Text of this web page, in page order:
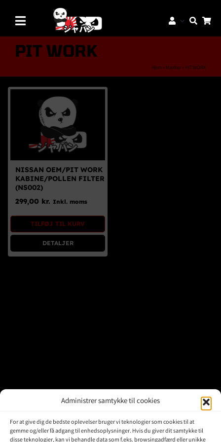
Administrer samtykke til cookies
For at give dig de bedste oplevelser bruger vi teknologier som cookies til at
gemme og/eller få adgang til enhedsoplysninger. Hvis du giver dit samtykke til
disse teknologier, kan vi behandle data som f.eks. browsingadfærd eller unikke
contentToggle
Navigation
Reservedele
Servicedele
K-Truck Dele
Bilpleje
Tilbud
Brugte Dele
Kontakt Os
PIT WORK
Hjem » Mærker » PIT WORK
NISSAN OEM/PIT WORK
KABINE/POLLEN FILTER
(NS002)
299,00 kr. Inkl. moms
TILFØJ TIL KURV
DETALJER